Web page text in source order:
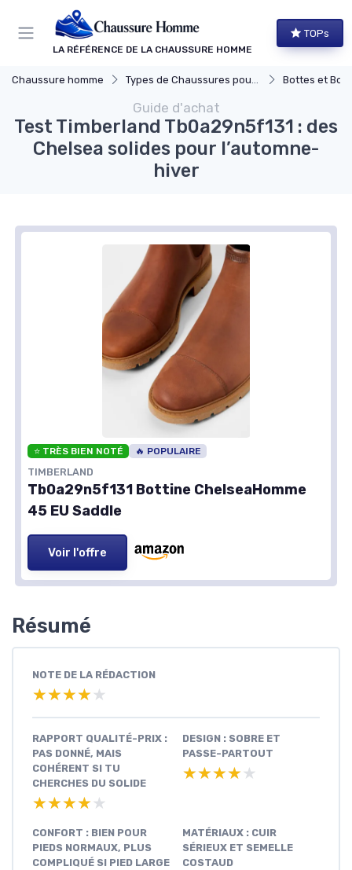
LA RÉFÉRENCE DE LA CHAUSSURE HOMME
TOPs
Chaussure homme Types de Chaussures pour Hommes Bottes et
Guide d'achat
Test Timberland Tb0a29n5f131 : des
Chelsea solides pour l’automne-
hiver
⭐ TRÈS BIEN NOTÉ 🔥 POPULAIRE
TIMBERLAND
Tb0a29n5f131 Bottine ChelseaHomme
45 EU Saddle
Voir l'offre
Résumé
NOTE DE LA RÉDACTION
★★★★★
★★★★★
RAPPORT QUALITÉ-PRIX :
PAS DONNÉ, MAIS
COHÉRENT SI TU
CHERCHES DU SOLIDE
★★★★★
★★★★★
DESIGN : SOBRE ET
PASSE-PARTOUT
★★★★★
★★★★★
CONFORT : BIEN POUR
PIEDS NORMAUX, PLUS
COMPLIQUÉ SI PIED LARGE
MATÉRIAUX : CUIR
SÉRIEUX ET SEMELLE
COSTAUD
Panneau de gestion des cookies